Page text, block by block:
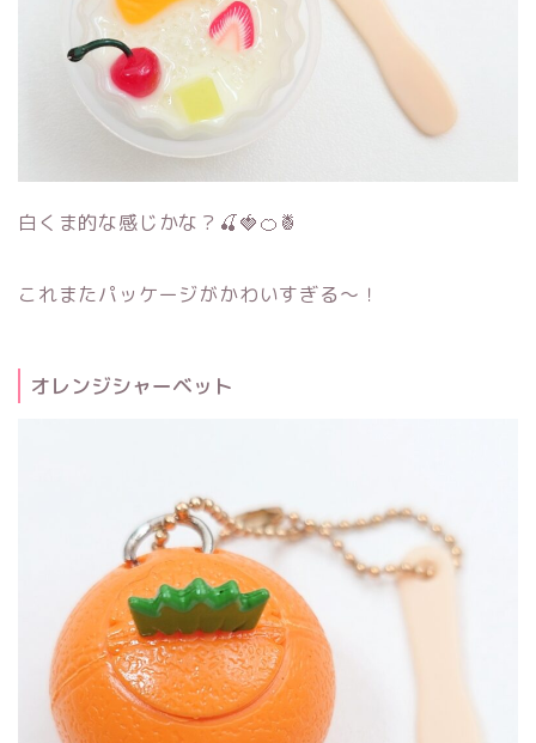
白くま的な感じかな？🍒🍓🍊🍍
これまたパッケージがかわいすぎる～！
オレンジシャーベット